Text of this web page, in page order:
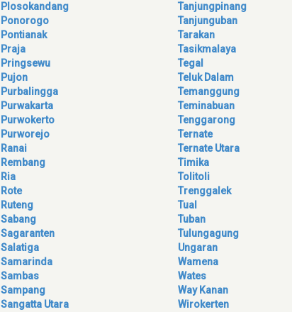
Plosokandang
Ponorogo
Pontianak
Praja
Pringsewu
Pujon
Purbalingga
Purwakarta
Purwokerto
Purworejo
Ranai
Rembang
Ria
Rote
Ruteng
Sabang
Sagaranten
Salatiga
Samarinda
Sambas
Sampang
Sangatta Utara
Tanjungpinang
Tanjunguban
Tarakan
Tasikmalaya
Tegal
Teluk Dalam
Temanggung
Teminabuan
Tenggarong
Ternate
Ternate Utara
Timika
Tolitoli
Trenggalek
Tual
Tuban
Tulungagung
Ungaran
Wamena
Wates
Way Kanan
Wirokerten